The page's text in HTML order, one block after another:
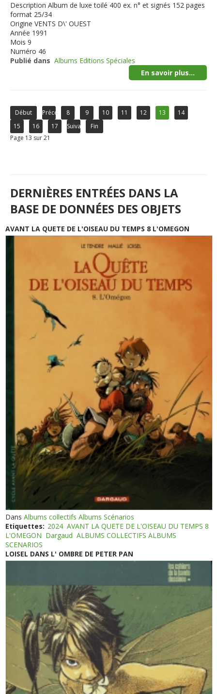
Description Album de luxe toilé 400 ex. n° et signés 152 pages
format 25/34
Origine VENTS D\' OUEST
Année 1991
Mois 9
Numéro 46
Publié dans Albums Editions Spéciales
En savoir plus...
Début Précédent
8 9 10 11 12 13
14
15
16 17 Suivant
Fin
Page 13 sur 21
DERNIÈRES ENTRÉES DANS LA
BASE DE DONNÉES DES OBJETS
AVANT LA QUETE DE L'OISEAU DU TEMPS 8 L'OMEGON
DansAlbums collectifs Albums Scénarios
Etiquettes: 2024 AVANT LA QUETE DE L'OISEAU DU TEMPS 8
L'OMEGON Dargaud ALBUMS COLLECTIFS ALBUMS
SCENARIOS
LOISEL DANS L' OMBRE DE PETER PAN